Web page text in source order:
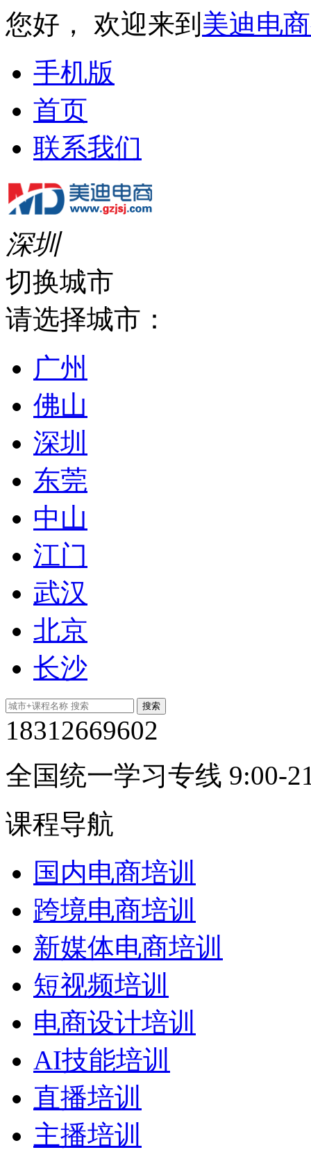
您好， 欢迎来到 美迪电
手机版
首页
联系我们
深圳
切换城市
请选择城市：
广州
佛山
深圳
东莞
中山
江门
武汉
北京
长沙
18312669602
全国统一学习专线 9:00-
课程导航
国内电商培训
跨境电商培训
新媒体电商培训
短视频培训
电商设计培训
AI技能培训
直播培训
主播培训